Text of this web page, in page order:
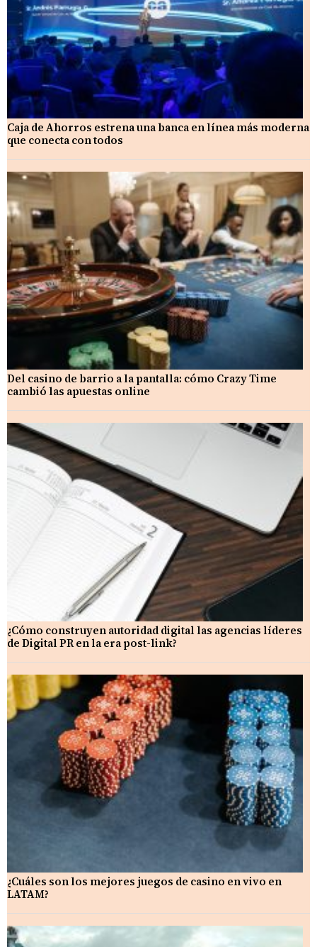
Caja de Ahorros estrena una banca en línea más moderna
que conecta con todos
Del casino de barrio a la pantalla: cómo Crazy Time
cambió las apuestas online
¿Cómo construyen autoridad digital las agencias líderes
de Digital PR en la era post-link?
¿Cuáles son los mejores juegos de casino en vivo en
LATAM?